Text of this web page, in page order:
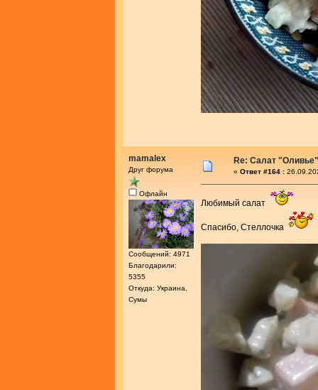
mamalex
Друг форума
Офлайн
Сообщений: 4971
Благодарили:
5355
Откуда: Украина,
Сумы
Re: Салат "Оливье"
« Ответ #164 :
Любимый салат
Спасибо, Стеллочка